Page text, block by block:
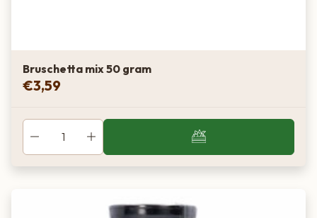
Bruschetta mix 50 gram
€3,59